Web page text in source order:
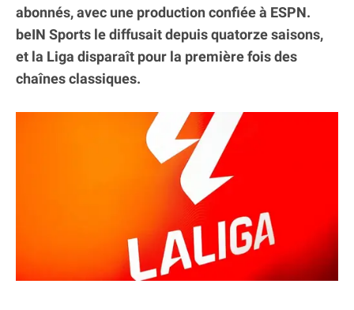
abonnés, avec une production confiée à ESPN.
beIN Sports le diffusait depuis quatorze saisons,
et la Liga disparaît pour la première fois des
chaînes classiques.